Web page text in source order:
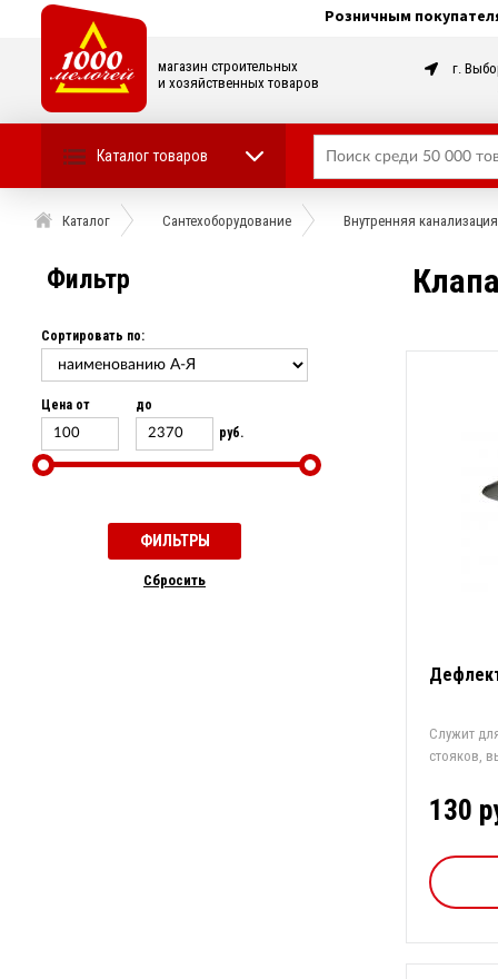
Розничным
магазин строительных
и хозяйственных товаров
г.
Каталог товаров
Каталог Сантехоборудование Внутренняя канализация
Фильтр
Сортировать по:
Цена от
до
руб.
Cбросить
Служит
стояков,
130